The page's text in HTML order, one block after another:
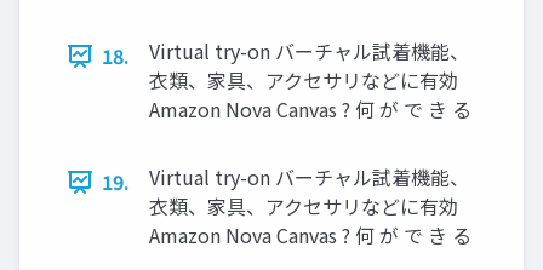
18.
Virtual try-on バーチャル試着機能、
衣類、家具、アクセサリなどに有効
Amazon Nova Canvas ? 何 が で き る
19.
Virtual try-on バーチャル試着機能、
衣類、家具、アクセサリなどに有効
Amazon Nova Canvas ? 何 が で き る